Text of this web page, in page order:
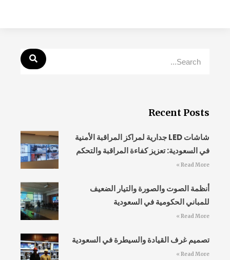
Recent Posts
شاشات LED جدارية لمراكز المراقبة الأمنية
في السعودية: تعزيز كفاءة المراقبة والتحكم
Read More »
أنظمة الصوت والصورة والتيار الضعيف
للمباني الحكومية في السعودية
Read More »
تصميم غرف القيادة والسيطرة في السعودية
Read More »